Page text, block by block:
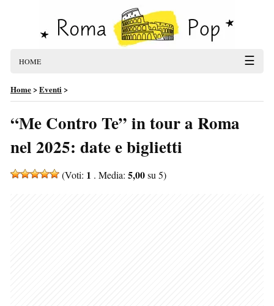
HOME ☰
Home>Eventi>
“Me Contro Te” in tour a Roma
nel 2025: date e biglietti
(Voti: 1 . Media: 5,00su 5)